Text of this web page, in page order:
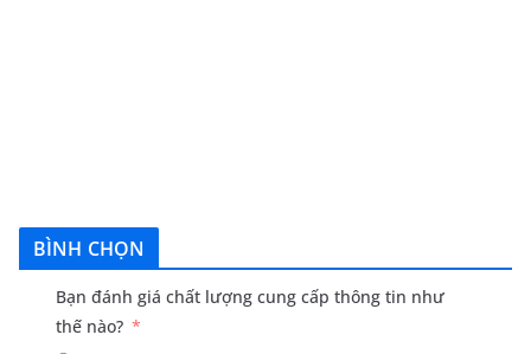
BÌNH CHỌN
Bạn đánh giá chất lượng cung cấp thông tin như
thế nào?